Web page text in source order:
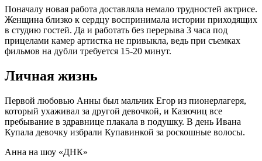
Поначалу новая работа доставляла немало трудностей актрисе.
Женщина близко к сердцу воспринимала истории приходящих
в студию гостей. Да и работать без перерыва 3 часа под
прицелами камер артистка не привыкла, ведь при съемках
фильмов на дубли требуется 15-20 минут.
Личная жизнь
Первой любовью Анны был мальчик Егор из пионерлагеря,
который ухаживал за другой девочкой, и Казючиц все
пребывание в здравнице плакала в подушку. В день Ивана
Купала девочку избрали Купавинкой за роскошные волосы.
Анна на шоу «ДНК»